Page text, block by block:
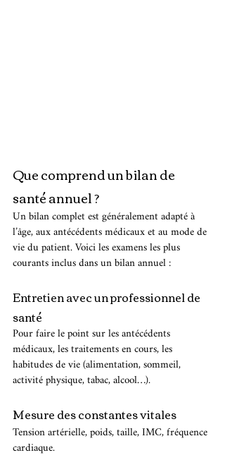
Que comprend un bilan de
santé annuel ?
Un bilan complet est généralement adapté à
l’âge, aux antécédents médicaux et au mode de
vie du patient. Voici les examens les plus
courants inclus dans un bilan annuel :
Entretien avec un professionnel de
santé
Pour faire le point sur les antécédents
médicaux, les traitements en cours, les
habitudes de vie (alimentation, sommeil,
activité physique, tabac, alcool…).
Mesure des constantes vitales
Tension artérielle, poids, taille, IMC, fréquence
cardiaque.